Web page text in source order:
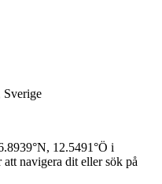
Sverige
°N, 12.5491°Ö i
navigera dit eller sök på